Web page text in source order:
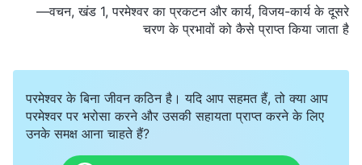
—वचन, खंड 1, परमेश्वर का प्रकटन और कार्य, विजय-कार्य के दूसरे
चरण के प्रभावों को कैसे प्राप्त किया जाता है
परमेश्वर के बिना जीवन कठिन है। यदि आप सहमत हैं, तो क्या आप
परमेश्वर पर भरोसा करने और उसकी सहायता प्राप्त करने के लिए
उनके समक्ष आना चाहते हैं?